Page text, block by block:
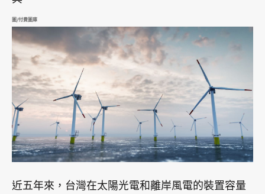
圖/付費圖庫
近五年來，台灣在太陽光電和離岸風電的裝置容量